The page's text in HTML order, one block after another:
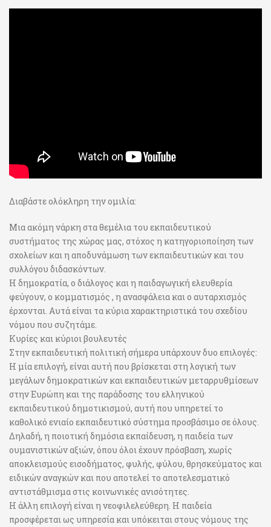
Διαβάστε ολόκληρη την ομιλία:
Μια ακόμη νάρκη στα θεμέλια του εκπαιδευτικού
συστήματος της χώρας μας, στόχος η κατηγοριοποίηση των
σχολείων και η αποδυνάμωση των εκπαιδευτικών και του
συλλόγου διδασκόντων.
Η δημοκρατία, ο διάλογος και η παιδαγωγική ελευθερία
φεύγουν, ο κομματισμός , η ανασφάλεια και ο αυταρχισμός
έρχονται. Αυτά είναι τα κύρια χαρακτηριστικά του σχεδίου
νόμου που συζητάμε.
Κυρίες και κύριοι βουλευτές
Στην εκπαιδευτική πολιτική σήμερα υπάρχουν δυο επιλογές:
Η μία επιλογή, είναι αυτή που βρίσκεται στη λογική των
μεγάλων δημοκρατικών και εκπαιδευτικών μεταρρυθμίσεων
στην Ευρώπη και της παράδοσης του ελληνικού
εκπαιδευτικού δημοτικισμού, αυτή που υπηρετεί το
καθολικό ενιαίο εκπαιδευτικό σύστημα προσβάσιμο σε όλους.
Δηλαδή, η ποιοτική δημόσια εκπαίδευση, η παιδεία των
ουμανιστικών αξιών, όπου όλοι έχουν πρόσβαση, χωρίς
αποκλεισμούς εισοδήματος, φυλής, φύλου, θρησκεύματος και
ειδικών αναγκών και που αποτελεί το αποτελεσματικό
αντιστάθμισμα στις κοινωνικές ανισότητες.
Η άλλη επιλογή είναι η νεοφιλελεύθερη. Η παιδεία
προσφέρεται ως υπηρεσία και υπόκειται στους νόμους της